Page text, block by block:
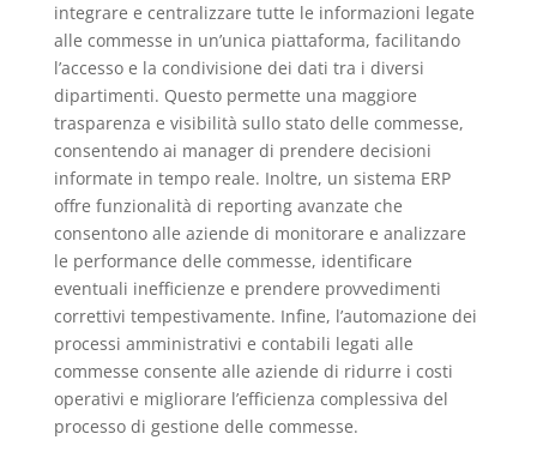
integrare e centralizzare tutte le informazioni legate
alle commesse in un’unica piattaforma, facilitando
l’accesso e la condivisione dei dati tra i diversi
dipartimenti. Questo permette una maggiore
trasparenza e visibilità sullo stato delle commesse,
consentendo ai manager di prendere decisioni
informate in tempo reale. Inoltre, un sistema ERP
offre funzionalità di reporting avanzate che
consentono alle aziende di monitorare e analizzare
le performance delle commesse, identificare
eventuali inefficienze e prendere provvedimenti
correttivi tempestivamente. Infine, l’automazione dei
processi amministrativi e contabili legati alle
commesse consente alle aziende di ridurre i costi
operativi e migliorare l’efficienza complessiva del
processo di gestione delle commesse.